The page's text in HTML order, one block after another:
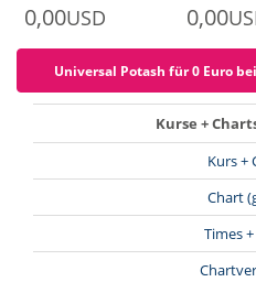
0,00USD 0,00
Universal Potash für 0 Euro
Kurse +
Kurs +
Chart
Times